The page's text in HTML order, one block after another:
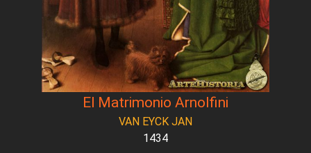
El Matrimonio Arnolfini
VAN EYCK JAN
1434